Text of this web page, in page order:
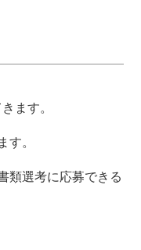
ます。
す。
類選考に応募できる